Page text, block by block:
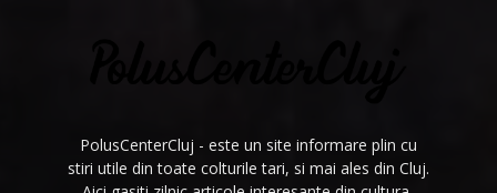
PolusCenterCluj - este un site informare plin cu
stiri utile din toate colturile tari, si mai ales din Cluj.